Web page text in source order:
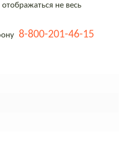
не весь
8-800-201-46-15